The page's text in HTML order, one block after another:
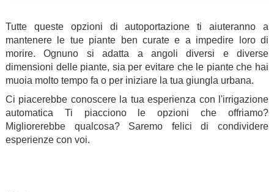
Tutte queste opzioni di autoportazione ti aiuteranno a
mantenere le tue piante ben curate e a impedire loro di
morire. Ognuno si adatta a angoli diversi e diverse
dimensioni delle piante, sia per evitare che le piante che hai
muoia molto tempo fa o per iniziare la tua giungla urbana.
Ci piacerebbe conoscere la tua esperienza con l'irrigazione
automatica Ti piacciono le opzioni che offriamo?
Migliorerebbe qualcosa? Saremo felici di condividere
esperienze con voi.